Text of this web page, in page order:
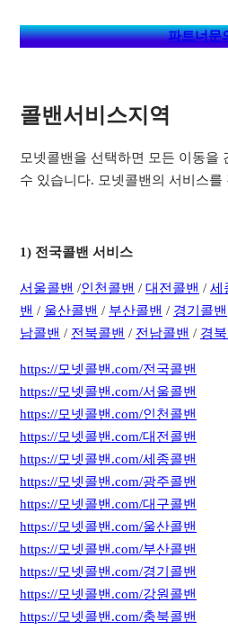
파트너문
콜밴서비스지역​
모넷콜밴을 선택하면 모든 이동을
수 있습니다. 모넷콜밴의 서비스를
1) 전국콜밴 서비스
서 울콜밴 /인천콜밴 /대전콜밴 /세
밴 / 울산콜밴 / 부산콜밴 / 경기콜밴
남콜밴 / 전북콜밴 / 전남콜밴 / 경
https://모넷콜밴.com/전국콜밴
https://모넷콜밴.com/서울콜밴
https://모넷콜밴.com/인천콜밴
https://모넷콜밴.com/대전콜밴
https://모넷콜밴.com/세종콜밴
https://모넷콜밴.com/광주콜밴
https://모넷콜밴.com/대구콜밴
https://모넷콜밴.com/울산콜밴
https://모넷콜밴.com/부산콜밴
https://모넷콜밴.com/경기콜밴
https://모넷콜밴.com/강원콜밴
https://모넷콜밴.com/충북콜밴